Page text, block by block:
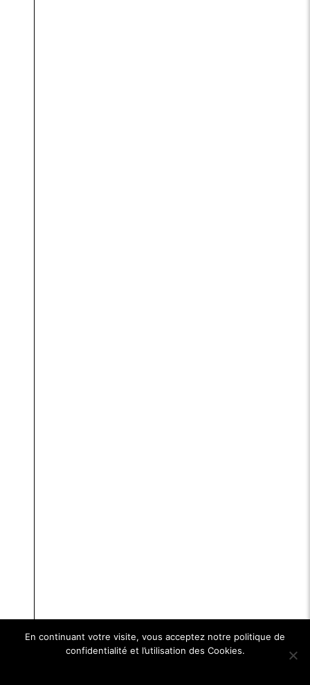
En continuant votre visite, vous acceptez notre politique de
confidentialité et l’utilisation des Cookies.